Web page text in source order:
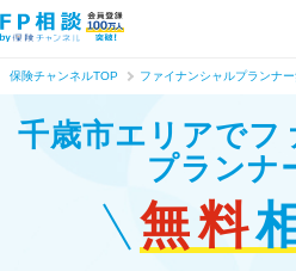
保険チャンネルTOP ファイナンシャルプランナ
千歳市エリアでフ
プランナ
無料